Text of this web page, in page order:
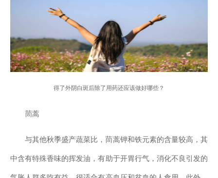
得了外阴白斑后除了用药还应该做好哪些？
茼蒿
与其他秋季盛产蔬菜比，茼蒿钾和铁元素的含量较高，其
中含有特殊香味的挥发油，有助于开胃行气，消化不良引发的